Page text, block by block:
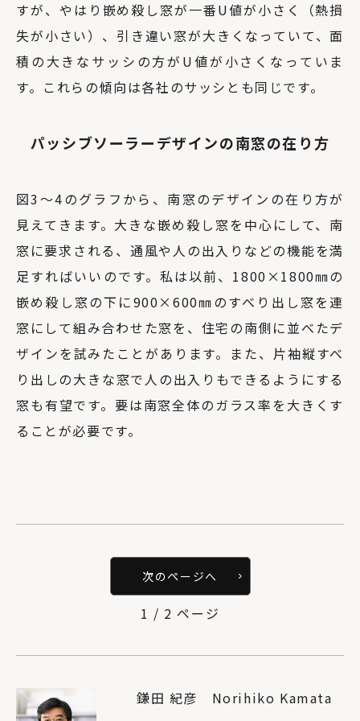
すが、やはり嵌め殺し窓が一番U値が小さく（熱損
失が小さい）、引き違い窓が大きくなっていて、面
積の大きなサッシの方がU値が小さくなっていま
す。これらの傾向は各社のサッシとも同じです。
パッシブソーラーデザインの南窓の在り方
図3～4のグラフから、南窓のデザインの在り方が
見えてきます。大きな嵌め殺し窓を中心にして、南
窓に要求される、通風や人の出入りなどの機能を満
足すればいいのです。私は以前、1800×1800㎜の
嵌め殺し窓の下に900×600㎜のすべり出し窓を連
窓にして組み合わせた窓を、住宅の南側に並べたデ
ザインを試みたことがあります。また、片袖縦すべ
り出しの大きな窓で人の出入りもできるようにする
窓も有望です。要は南窓全体のガラス率を大きくす
ることが必要です。
次のページへ
1 / 2 ページ
鎌田 紀彦 Norihiko Kamata